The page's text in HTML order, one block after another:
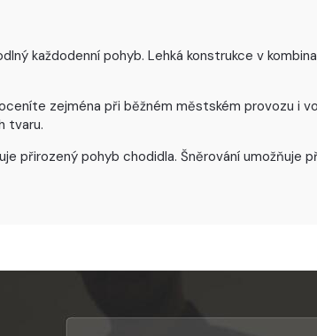
každodenní pohyb. Lehká konstrukce v
zejména při běžném městském provozu i
tvaru.
přirozený pohyb chodidla. Šněrování